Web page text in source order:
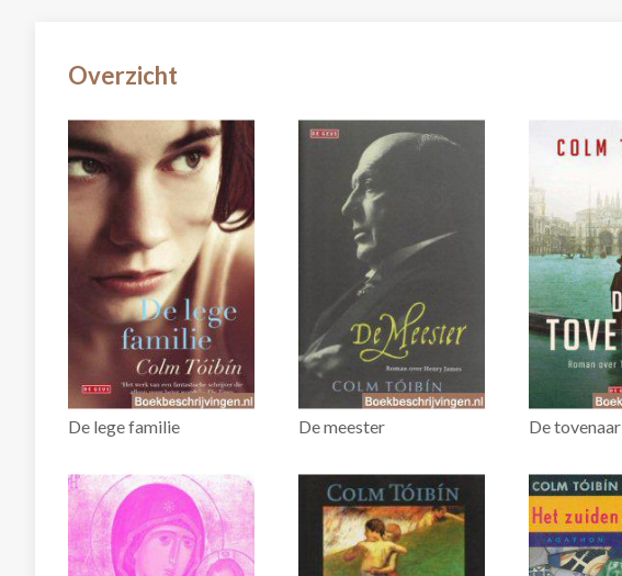
Overzicht
De lege familie De meester De tovenaar